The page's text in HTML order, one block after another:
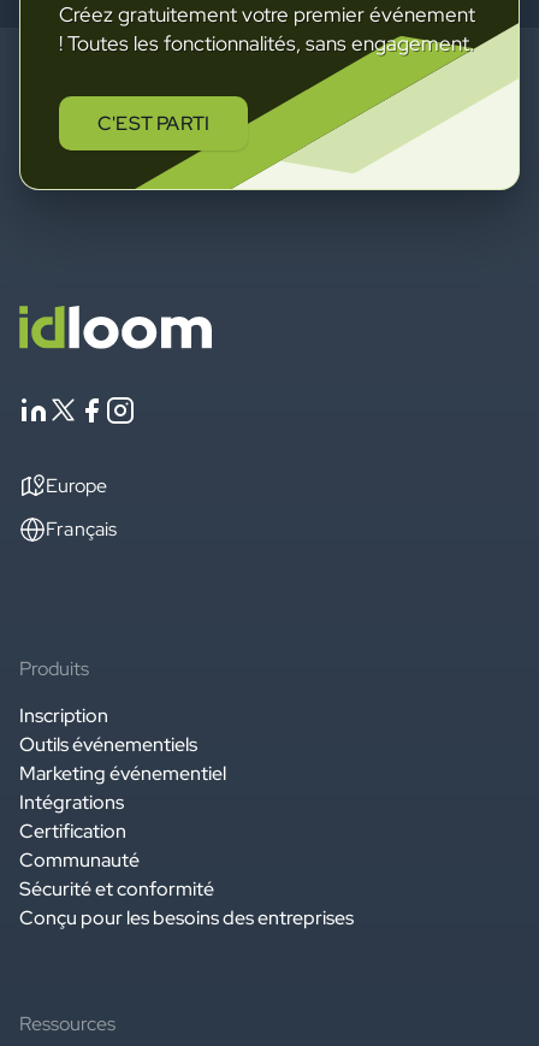
Créez gratuitement votre premier événement
! Toutes les fonctionnalités, sans engagement.
C'EST PARTI
Europe
Français
Produits
Inscription
Outils événementiels
Marketing événementiel
Intégrations
Certification
Communauté
Sécurité et conformité
Conçu pour les besoins des entreprises
Ressources